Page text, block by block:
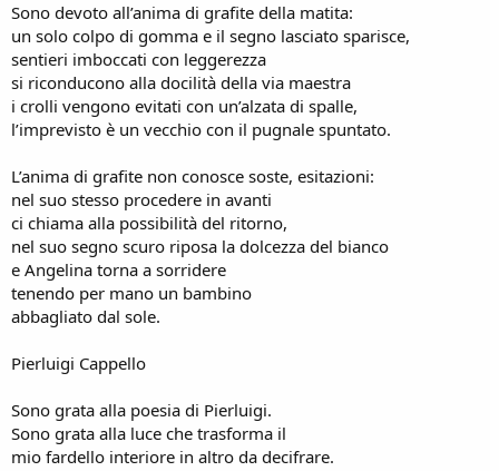
Sono devoto all’anima di grafite della matita:
un solo colpo di gomma e il segno lasciato sparisce,
sentieri imboccati con leggerezza
si riconducono alla docilità della via maestra
i crolli vengono evitati con un’alzata di spalle,
l’imprevisto è un vecchio con il pugnale spuntato.
L’anima di grafite non conosce soste, esitazioni:
nel suo stesso procedere in avanti
ci chiama alla possibilità del ritorno,
nel suo segno scuro riposa la dolcezza del bianco
e Angelina torna a sorridere
tenendo per mano un bambino
abbagliato dal sole.
Pierluigi Cappello
Sono grata alla poesia di Pierluigi.
Sono grata alla luce che trasforma il
mio fardello interiore in altro da decifrare.